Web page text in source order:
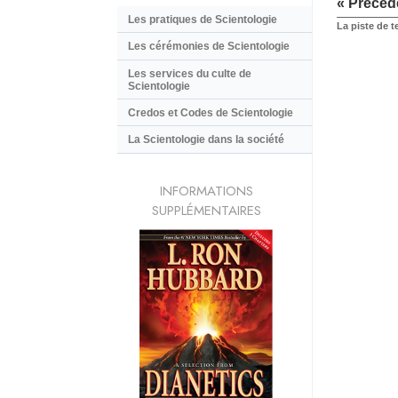
«
La piste de
Les pratiques de Scientologie
Les cérémonies de Scientologie
Les services du culte de
Scientologie
Credos et Codes de Scientologie
La Scientologie dans la société
INFORMATIONS
SUPPLÉMENTAIRES